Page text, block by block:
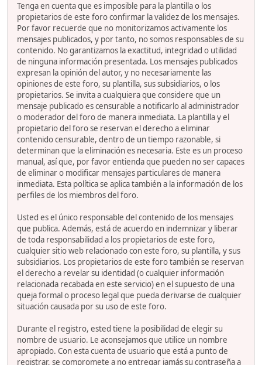
Tenga en cuenta que es imposible para la plantilla o los
propietarios de este foro confirmar la validez de los mensajes.
Por favor recuerde que no monitorizamos activamente los
mensajes publicados, y por tanto, no somos responsables de su
contenido. No garantizamos la exactitud, integridad o utilidad
de ninguna información presentada. Los mensajes publicados
expresan la opinión del autor, y no necesariamente las
opiniones de este foro, su plantilla, sus subsidiarios, o los
propietarios. Se invita a cualquiera que considere que un
mensaje publicado es censurable a notificarlo al administrador
o moderador del foro de manera inmediata. La plantilla y el
propietario del foro se reservan el derecho a eliminar
contenido censurable, dentro de un tiempo razonable, si
determinan que la eliminación es necesaria. Este es un proceso
manual, así que, por favor entienda que pueden no ser capaces
de eliminar o modificar mensajes particulares de manera
inmediata. Esta política se aplica también a la información de los
perfiles de los miembros del foro.
Usted es el único responsable del contenido de los mensajes
que publica. Además, está de acuerdo en indemnizar y liberar
de toda responsabilidad a los propietarios de este foro,
cualquier sitio web relacionado con este foro, su plantilla, y sus
subsidiarios. Los propietarios de este foro también se reservan
el derecho a revelar su identidad (o cualquier información
relacionada recabada en este servicio) en el supuesto de una
queja formal o proceso legal que pueda derivarse de cualquier
situación causada por su uso de este foro.
Durante el registro, ested tiene la posibilidad de elegir su
nombre de usuario. Le aconsejamos que utilice un nombre
apropiado. Con esta cuenta de usuario que está a punto de
registrar, se compromete a no entregar jamás su contraseña a